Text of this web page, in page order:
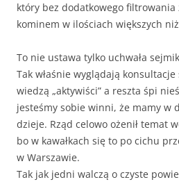
który bez dodatkowego filtrowania
kominem w ilościach większych
To nie ustawa tylko uchwała
Tak właśnie wyglądają konsultacje
wiedzą „aktywiści” a reszta śpi
jesteśmy sobie winni, że mamy w
dzieje. Rząd celowo ożenił temat
bo w kawałkach się to po cichu
w Warszawie.
Tak jak jedni walczą o czyste